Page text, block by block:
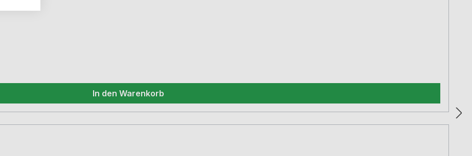
In den Warenkorb